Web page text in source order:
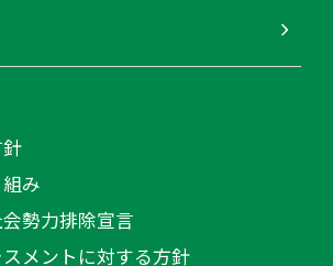
み
勢力排除宣言
メントに対する方針